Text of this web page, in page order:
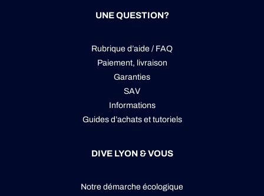
UNE QUESTION?
Rubrique d’aide / FAQ
Paiement, livraison
Garanties
SAV
Informations
Guides d’achats et tutoriels
DIVE LYON & VOUS
Notre démarche écologique